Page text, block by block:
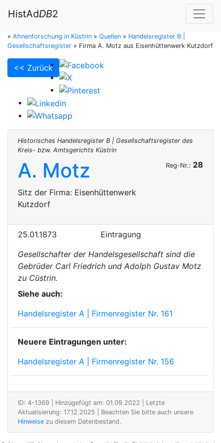
HistAdDB2
» Ahnenforschung in Küstrin » Quellen » Handelsregister B |
Gesellschaftsregister » Firma A. Motz aus Eisenhüttenwerk Kutzdorf
<< Zurück
Historisches Handelsregister B | Gesellschaftsregister des
Kreis- bzw. Amtsgerichts Küstrin
A. Motz
Sitz der Firma: Eisenhüttenwerk
Kutzdorf
Reg-Nr.: 28
25.01.1873
Eintragung
Gesellschafter der Handelsgesellschaft sind die
Gebrüder Carl Friedrich und Adolph Gustav Motz
zu Cüstrin.
Siehe auch:
Handelsregister A | Firmenregister Nr. 161
Neuere Eintragungen unter:
Handelsregister A | Firmenregister Nr. 156
ID: 4-1369 | Hinzugefügt am: 01.09.2022 | Letzte
Aktualisierung: 17.12.2025 | Beachten Sie bitte auch unsere
Hinweise zu diesem Datenbestand.